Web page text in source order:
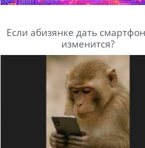
Если абизянке дать
изменится?